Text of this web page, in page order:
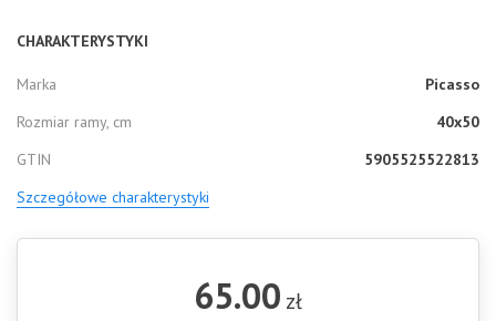
CHARAKTERYSTYKI
Marka
Picasso
Rozmiar ramy, cm
40x50
GTIN
5905525522813
Szczegółowe charakterystyki
65.00 zł